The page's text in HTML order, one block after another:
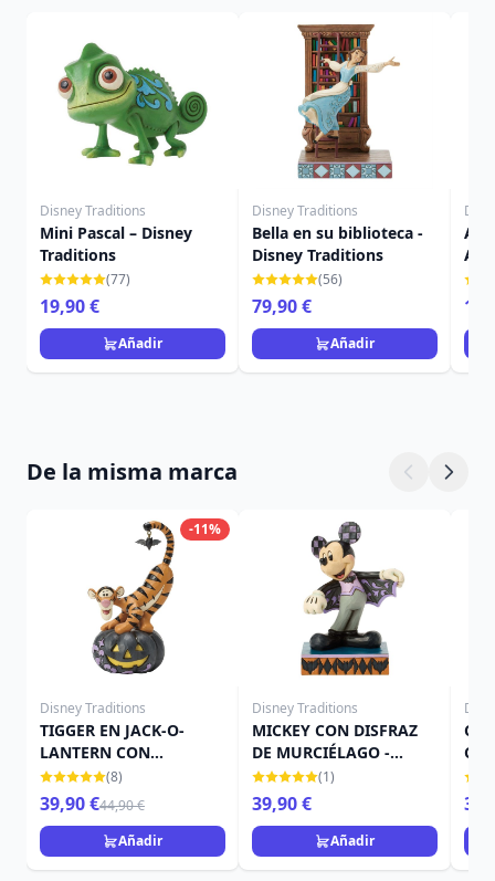
Disney Traditions
Mini Pascal – Disney
Traditions
(77)
19,90 €
Añadir
Disney Traditions
Bella en su biblioteca -
Disney Traditions
(56)
79,90 €
Añadir
De la misma marca
-11%
Disney Traditions
TIGGER EN JACK-O-
LANTERN CON
MURCIÉLAGO - DISNEY
TRADITIONS
(8)
39,90 €44,90 €
Añadir
Disney Traditions
MICKEY CON DISFRAZ
DE MURCIÉLAGO -
DISNEY TRADITIONS
(1)
39,90 €
Añadir